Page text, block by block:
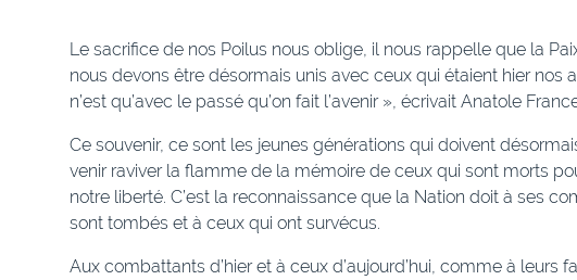
Le sacrifice de nos Poilus nous oblige, il nous rappelle que la
nous devons être désormais unis avec ceux qui étaient hier nos
n’est qu’avec le passé qu’on fait l’avenir », écrivait Anatole
Ce souvenir, ce sont les jeunes générations qui doivent
venir raviver la flamme de la mémoire de ceux qui sont morts
notre liberté. C’est la reconnaissance que la Nation doit à ses
sont tombés et à ceux qui ont survécus.
Aux combattants d’hier et à ceux d’aujourd’hui, comme à leurs